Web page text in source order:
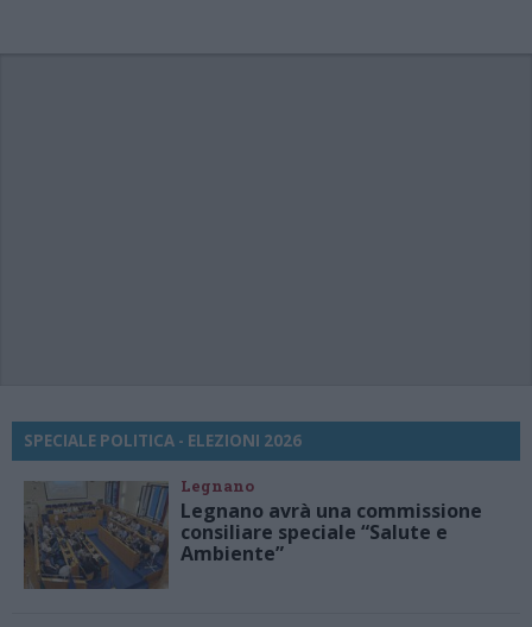
SPECIALE POLITICA - ELEZIONI 2026
Legnano
Legnano avrà una commissione
consiliare speciale “Salute e
Ambiente”